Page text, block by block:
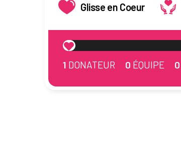
1 DONATEUR 0 ÉQUIPE 0
Glisse en Coeur